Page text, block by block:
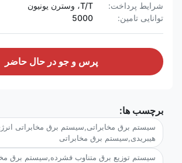
شرایط پرداخت:
T/T، وسترن یونیون
توانایی تامین:
5000
پرس و جو در حال حاضر
برچسب ها:
سیستم برق مخابراتی,سیستم برق مخابراتی
هیبریدی,سیستم برق مخابراتی
سیستم توزیع برق متناوب فشرده,سیستم برق